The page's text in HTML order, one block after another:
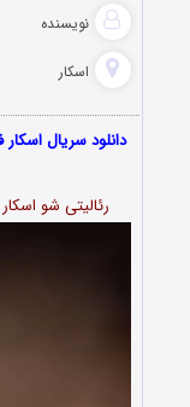
نویسنده
اسکار
رئالیتی شو اسکار فصل ۵ قسمت سوم با